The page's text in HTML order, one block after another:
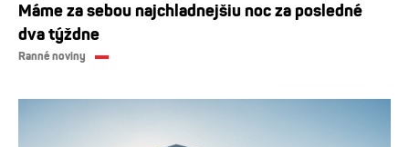
Máme za sebou najchladnejšiu noc za posledné
dva týždne
Ranné noviny